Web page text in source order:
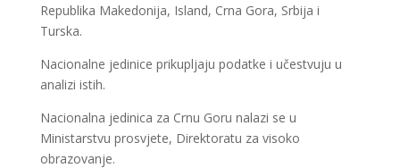
Republika Makedonija, Island, Crna Gora, Srbija i
Turska.
Nacionalne jedinice prikupljaju podatke i učestvuju u
analizi istih.
Nacionalna jedinica za Crnu Goru nalazi se u
Ministarstvu prosvjete, Direktoratu za visoko
obrazovanje.